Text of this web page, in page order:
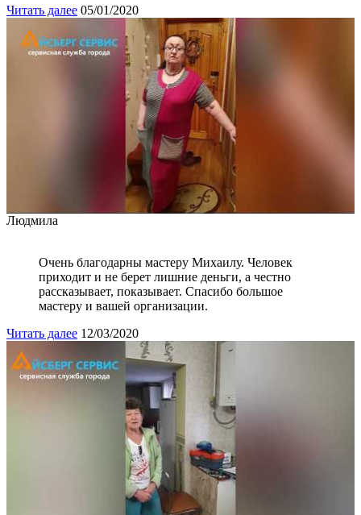
Читать далее 05/01/2020
Людмила
Очень благодарны мастеру Михаилу. Человек
приходит и не берет лишние деньги, а честно
рассказывает, показывает. Спасибо большое
мастеру и вашей организации.
Читать далее 12/03/2020